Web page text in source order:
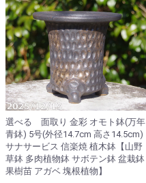
選べる 面取り 金彩 オモト鉢(万年
青鉢) 5号(外径14.7cm 高さ14.5cm)
サナサービス 信楽焼 植木鉢【山野
草鉢 多肉植物鉢 サボテン鉢 盆栽鉢
果樹苗 アガベ 塊根植物】